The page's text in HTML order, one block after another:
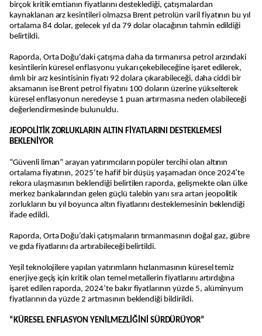
birçok kritik emtianın fiyatlarını desteklediği, çatışmalardan
kaynaklanan arz kesintileri olmazsa Brent petrolün varil fiyatının bu yıl
ortalama 84 dolar, gelecek yıl da 79 dolar olacağının tahmin edildiği
belirtildi.
Raporda, Orta Doğu'daki çatışma daha da tırmanırsa petrol arzındaki
kesintilerin küresel enflasyonu yukarı çekebileceğine işaret edilerek,
ılımlı bir arz kesintisinin fiyatı 92 dolara çıkarabileceği, daha ciddi bir
aksamanın ise Brent petrol fiyatını 100 doların üzerine yükselterek
küresel enflasyonun neredeyse 1 puan artırmasına neden olabileceği
değerlendirmesinde bulunuldu.
JEOPOLİTİK ZORLUKLARIN ALTIN FİYATLARINI DESTEKLEMESİ
BEKLENİYOR
“Güvenli liman” arayan yatırımcıların popüler tercihi olan altının
ortalama fiyatının, 2025’te hafif bir düşüş yaşamadan önce 2024’te
rekora ulaşmasının beklendiği belirtilen raporda, gelişmekte olan ülke
merkez bankalarından gelen güçlü talebin yanı sıra artan jeopolitik
zorlukların bu yıl boyunca altın fiyatlarını desteklemesinin beklendiği
ifade edildi.
Raporda, Orta Doğu’daki çatışmaların tırmanmasının doğal gaz, gübre
ve gıda fiyatlarını da artırabileceği belirtildi.
Yeşil teknolojilere yapılan yatırımların hızlanmasının küresel temiz
enerjiye geçiş için kritik olan temel metallerin fiyatlarını artırdığına
işaret edilen raporda, 2024’te bakır fiyatlarının yüzde 5, alüminyum
fiyatlarının da yüzde 2 artmasının beklendiği bildirildi.
“KÜRESEL ENFLASYON YENİLMEZLİĞİNİ SÜRDÜRÜYOR”